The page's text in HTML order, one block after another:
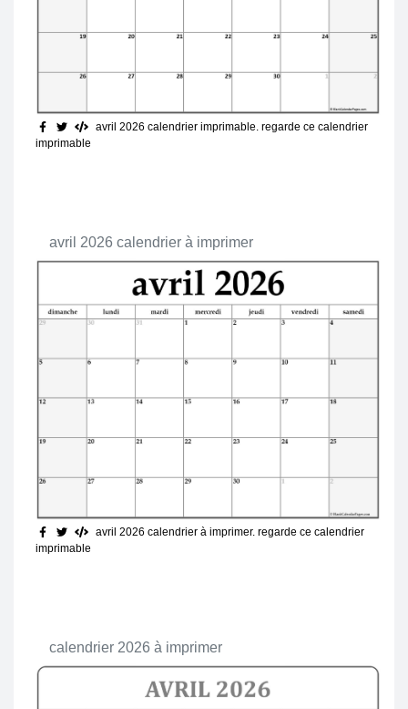
avril 2026 calendrier imprimable. regarde ce calendrier
imprimable
avril 2026 calendrier à imprimer
avril 2026 calendrier à imprimer. regarde ce calendrier
imprimable
calendrier 2026 à imprimer